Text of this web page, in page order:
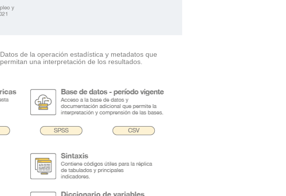
Datos de la operación estadística y metadatos que
permitan una interpretación de los resultados.